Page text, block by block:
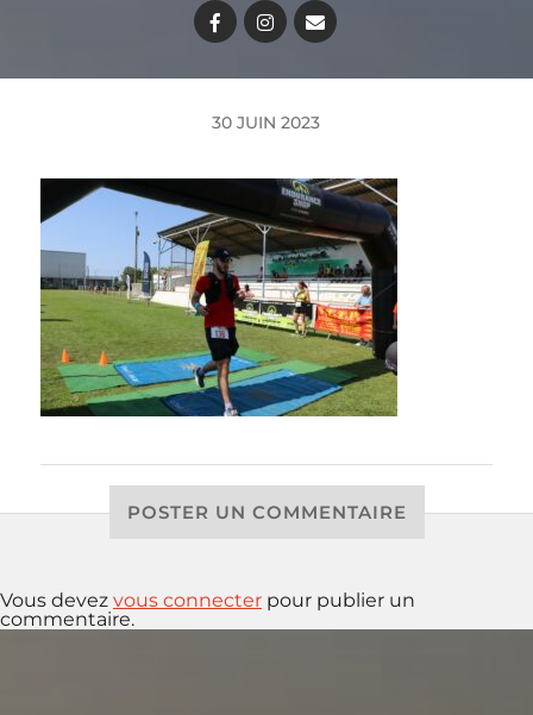
30 JUIN 2023
POSTER UN COMMENTAIRE
Vous devez vous connecter pour publier un
commentaire.